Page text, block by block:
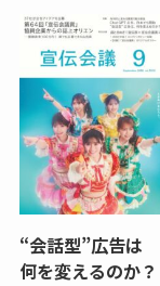
“会話型”広告は
何を変えるのか？